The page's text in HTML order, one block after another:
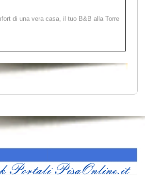
di una vera casa, il tuo B&B alla Torre